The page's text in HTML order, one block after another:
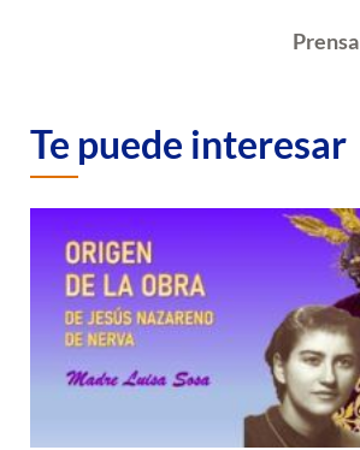
Prensa
Te puede interesar